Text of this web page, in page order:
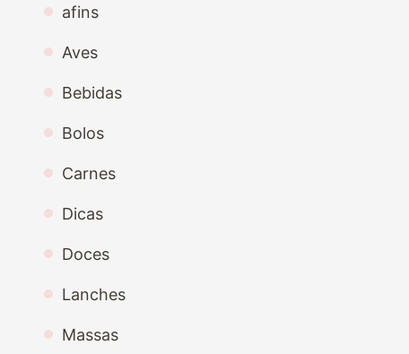
afins
Aves
Bebidas
Bolos
Carnes
Dicas
Doces
Lanches
Massas